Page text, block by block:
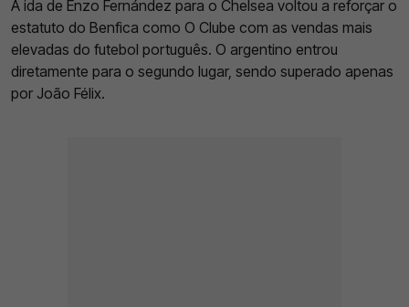
A ida de Enzo Fernández para o Chelsea voltou a reforçar o
estatuto do Benfica como O Clube com as vendas mais
elevadas do futebol português. O argentino entrou
diretamente para o segundo lugar, sendo superado apenas
por João Félix.